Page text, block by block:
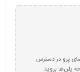
پرو در دسترس
پلن‌ها بروید